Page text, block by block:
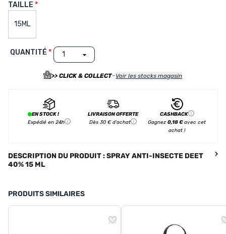
TAILLE
15ML
QUANTITÉ
>> CLICK & COLLECT-Voir les stocks magasin
EN STOCK !
Expédié en 24h
LIVRAISON OFFERTE
Dès 30 € d'achat
CASHBACK
Gagnez 0,18 €avec cet
achat !
DESCRIPTION DU PRODUIT : SPRAY ANTI-INSECTE DEET
40% 15 ML
PRODUITS SIMILAIRES